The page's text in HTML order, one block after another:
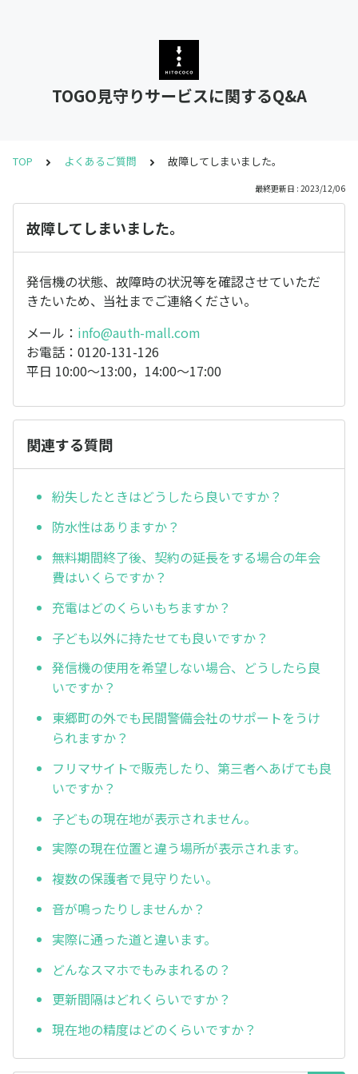
TOGO見守りサービスに関するQ&A
TOP よくあるご質問 故障してしまいました。
最終更新日 : 2023/12/06
故障してしまいました。
発信機の状態、故障時の状況等を確認させていただ
きたいため、当社までご連絡ください。
メール： info@auth-mall.com
お電話：0120-131-126
平日 10:00～13:00，14:00～17:00
関連する質問
紛失したときはどうしたら良いですか？
防水性はありますか？
無料期間終了後、契約の延長をする場合の年会
費はいくらですか？
充電はどのくらいもちますか？
子ども以外に持たせても良いですか？
発信機の使用を希望しない場合、どうしたら良
いですか？
東郷町の外でも民間警備会社のサポートをうけ
られますか？
フリマサイトで販売したり、第三者へあげても良
いですか？
子どもの現在地が表示されません。
実際の現在位置と違う場所が表示されます。
複数の保護者で見守りたい。
音が鳴ったりしませんか？
実際に通った道と違います。
どんなスマホでもみまれるの？
更新間隔はどれくらいですか？
現在地の精度はどのくらいですか？